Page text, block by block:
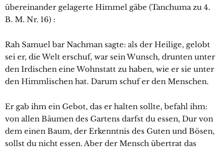
übereinander gelagerte Himmel gäbe (Tanchuma zu 4.
B. M. Nr. 16) :
Rah Samuel bar Nachman sagte: als der Heilige, gelobt
sei er, die Welt erschuf, war sein Wunsch, drunten unter
den Irdischen eine Wohnstatt zu haben, wie er sie unter
den Himmlischen hat. Darum schuf er den Menschen.
Er gab ihm ein Gebot, das er halten sollte, befahl ihm:
von allen Bäumen des Gartens darfst du essen, Dur von
dem einen Baum, der Erkenntnis des Guten und Bösen,
sollst du nicht essen. Aber der Mensch übertrat das